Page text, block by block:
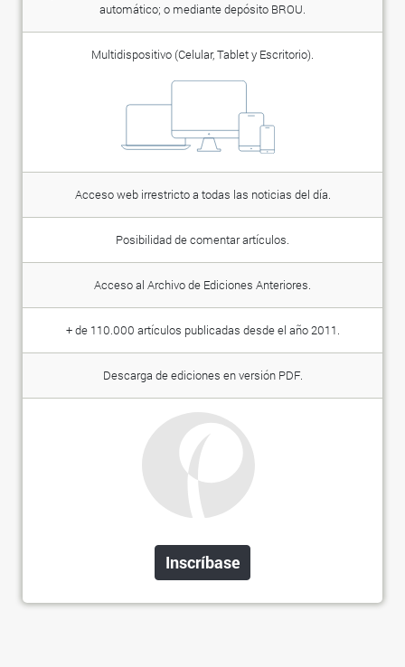
automático; o mediante depósito BROU.
Multidispositivo (Celular, Tablet y Escritorio).
Acceso web irrestricto a todas las noticias del día.
Posibilidad de comentar artículos.
Acceso al Archivo de Ediciones Anteriores.
+ de 110.000 artículos publicadas desde el año 2011.
Descarga de ediciones en versión PDF.
Inscríbase